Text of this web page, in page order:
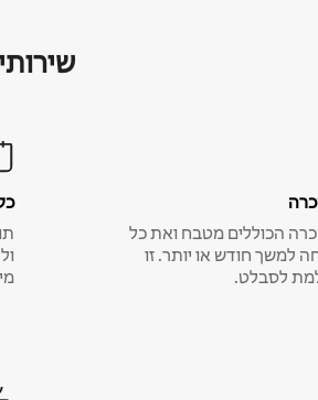
הכוללים מטבח ואת כל
למשך חודש או יותר. זו
לסבלט.